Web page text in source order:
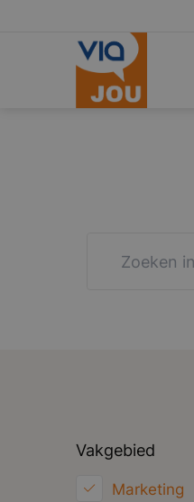
Vakgebied
Marketing